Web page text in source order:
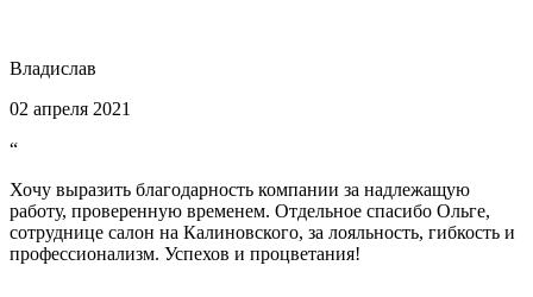
Владислав
02 апреля 2021
“
Хочу выразить благодарность компании за надлежащую
работу, проверенную временем. Отдельное спасибо Ольге,
сотруднице салон на Калиновского, за лояльность, гибкость и
профессионализм. Успехов и процветания!